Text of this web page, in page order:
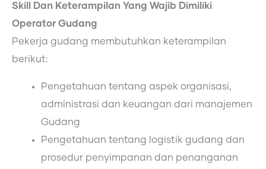
Skill Dan Keterampilan Yang Wajib Dimiliki
Operator Gudang
Pekerja gudang membutuhkan keterampilan
berikut:
Pengetahuan tentang aspek organisasi,
administrasi dan keuangan dari manajemen
Gudang
Pengetahuan tentang logistik gudang dan
prosedur penyimpanan dan penanganan